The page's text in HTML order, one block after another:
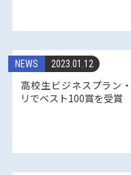
2023.01.12
NEWS
高校生ビジネスプラン
リでベスト100賞を受賞